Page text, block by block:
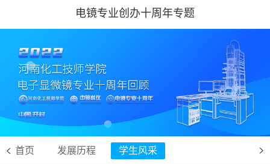
电镜专业创办十周年专题
首页 发展历程 学生风采 
